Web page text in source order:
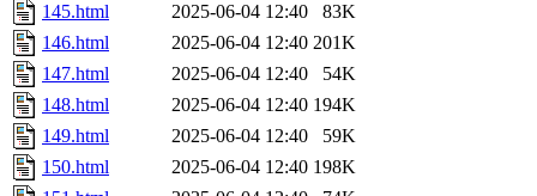
145.html
2025-06-04 12:40
83K
146.html
2025-06-04 12:40 201K
147.html
2025-06-04 12:40
54K
148.html
2025-06-04 12:40 194K
149.html
2025-06-04 12:40
59K
150.html
2025-06-04 12:40 198K